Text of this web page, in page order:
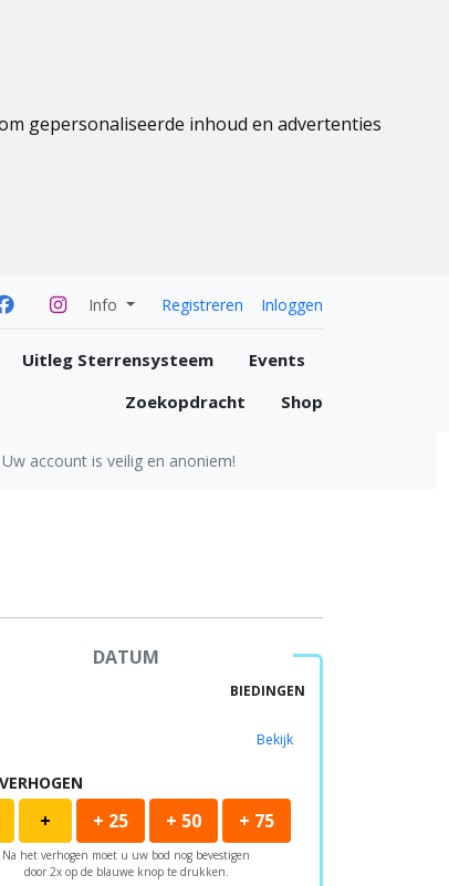
gepersonaliseerde inhoud en advertenties
Info Registreren Inloggen
Uitleg Sterrensysteem
Events
Zoekopdracht
Shop
Uw account is veilig en anoniem!
DATUM
BIEDINGEN
Bekijk
+ + 25 + 50 + 75
Na het verhogen moet u uw bod nog bevestigen
door 2x op de blauwe knop te drukken.